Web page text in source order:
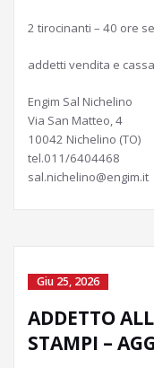
2 tirocinanti – 40 ore
addetti vendita e cassa
Engim Sal Nichelino
Via San Matteo, 4
10042 Nichelino (TO)
tel.011/6404468
sal.nichelino@engim.it
Giu 25, 2026
ADDETTO
STAMPI –